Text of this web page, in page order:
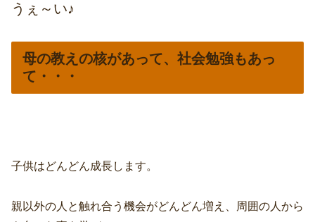
うぇ～い♪
母の教えの核があって、社会勉強もあっ
て・・・
子供はどんどん成長します。
親以外の人と触れ合う機会がどんどん増え、周囲の人から